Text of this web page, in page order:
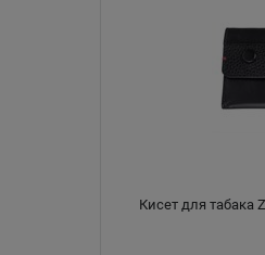
Кисет для табака